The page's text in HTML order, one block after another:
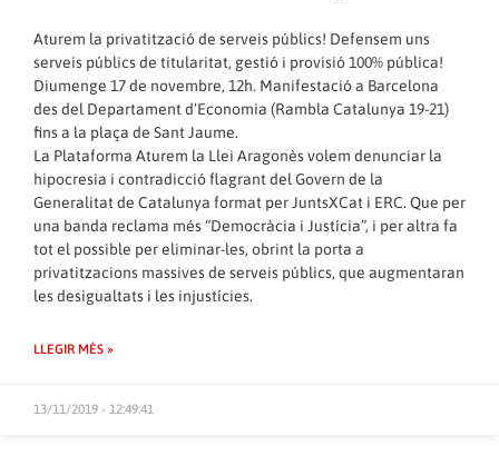
Aturem la privatització de serveis públics! Defensem uns
serveis públics de titularitat, gestió i provisió 100% pública!
Diumenge 17 de novembre, 12h. Manifestació a Barcelona
des del Departament d’Economia (Rambla Catalunya 19-21)
fins a la plaça de Sant Jaume.
La Plataforma Aturem la Llei Aragonès volem denunciar la
hipocresia i contradicció flagrant del Govern de la
Generalitat de Catalunya format per JuntsXCat i ERC. Que per
una banda reclama més “Democràcia i Justícia”, i per altra fa
tot el possible per eliminar-les, obrint la porta a
privatitzacions massives de serveis públics, que augmentaran
les desigualtats i les injustícies.
LLEGIR MÉS »
13/11/2019 - 12:49:41